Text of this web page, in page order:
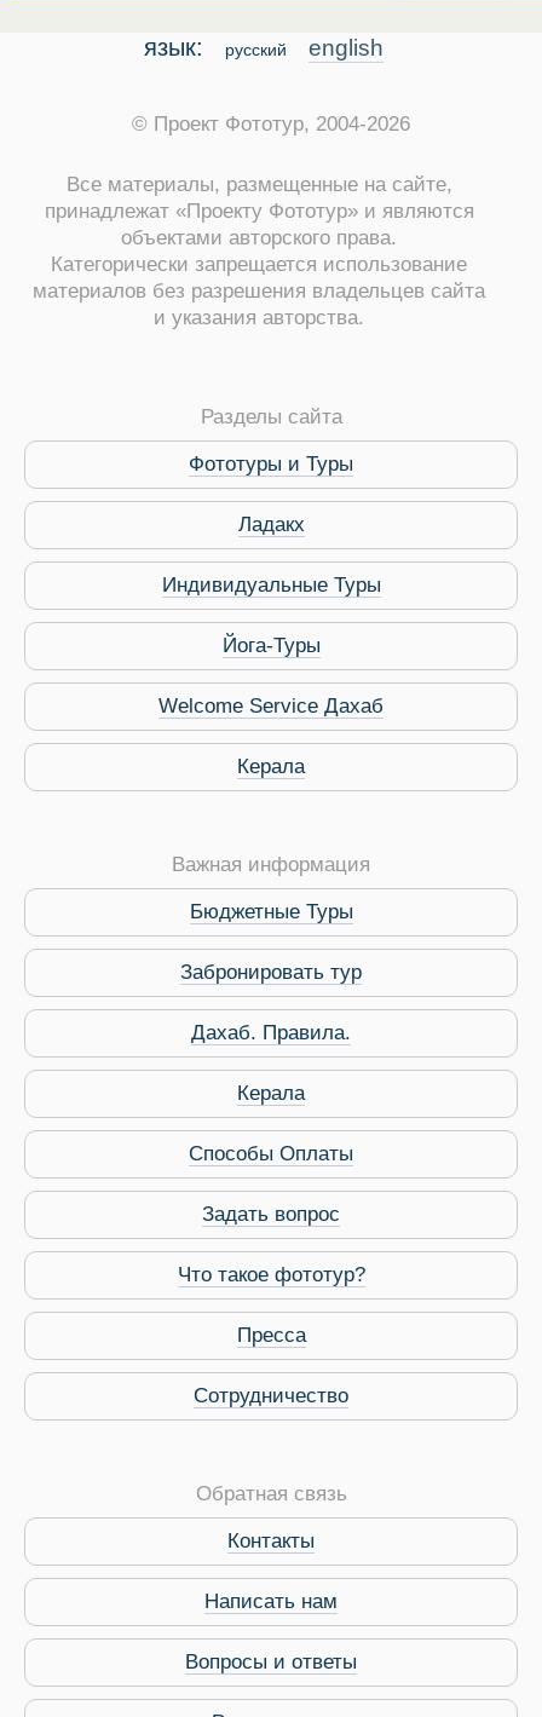
язык: русский english
© Проект Фототур, 2004-2026
Все материалы, размещенные на сайте,
принадлежат «Проекту Фототур» и являются
объектами авторского права.
Категорически запрещается использование
материалов без разрешения владельцев сайта
и указания авторства.
Разделы сайта
Фототуры и Туры
Ладакх
Индивидуальные Туры
Йога-Туры
Welcome Service Дахаб
Керала
Важная информация
Бюджетные Туры
Забронировать тур
Дахаб. Правила.
Керала
Способы Оплаты
Задать вопрос
Что такое фототур?
Пресса
Сотрудничество
Обратная связь
Контакты
Написать нам
Вопросы и ответы